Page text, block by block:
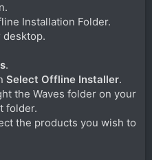
Installation Folder.
desktop.
.
Select Offline Installer.
the Waves folder on your
folder.
the products you wish to